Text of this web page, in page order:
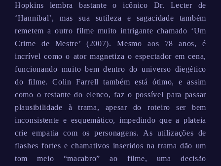
Hopkins lembra bastante o icônico Dr. Lecter de
‘Hannibal’, mas sua sutileza e sagacidade também
remetem a outro filme muito intrigante chamado ‘Um
Crime de Mestre’ (2007). Mesmo aos 78 anos, é
incrível como o ator magnetiza o espectador em cena,
funcionando muito bem dentro do universo diegético
do filme. Colin Farrell também está ótimo, e assim
como o restante do elenco, faz o possível para passar
plausibilidade à trama, apesar do roteiro ser bem
inconsistente e esquemático, impedindo que a plateia
crie empatia com os personagens. As utilizações de
flashes fortes e chamativos inseridos na trama dão um
tom meio “macabro” ao filme, uma decisão